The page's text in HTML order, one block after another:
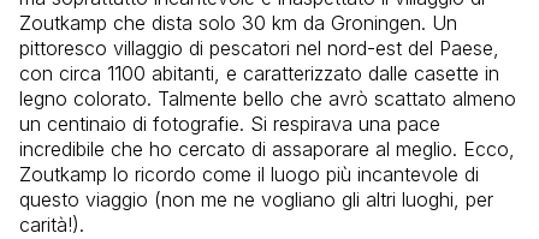
Zoutkamp che dista solo 30 km da Groningen. Un
pittoresco villaggio di pescatori nel nord-est del Paese,
con circa 1100 abitanti, e caratterizzato dalle casette in
legno colorato. Talmente bello che avrò scattato almeno
un centinaio di fotografie. Si respirava una pace
incredibile che ho cercato di assaporare al meglio. Ecco,
Zoutkamp lo ricordo come il luogo più incantevole di
questo viaggio (non me ne vogliano gli altri luoghi, per
carità!).